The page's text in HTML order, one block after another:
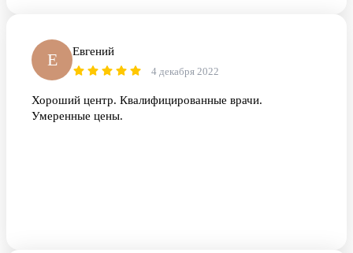
Е Евгений
4 декабря 2022
Хороший центр. Квалифицированные врачи.
Умеренные цены.